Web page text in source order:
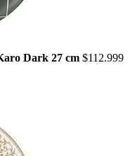
Dark 27 cm $112.999